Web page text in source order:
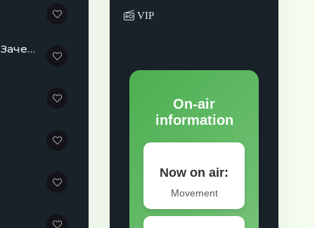
Группа 5sta Family, в активе которой такие известные хиты, как «Зачем?»
VIP